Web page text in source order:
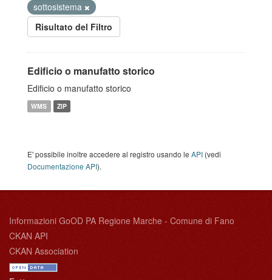
sottosistema
Risultato del Filtro
Edificio o manufatto storico
Edificio o manufatto storico
WMS ZIP
E' possibile inoltre accedere al registro usando le API (vedi
Documentazione API).
Informazioni GoOD PA Regione Marche - Comune di Fano
CKAN API
CKAN Association